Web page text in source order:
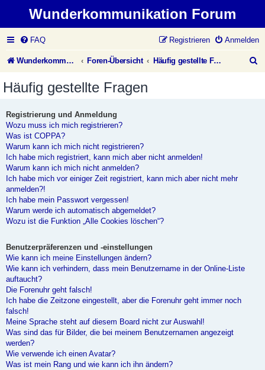
Wunderkommunikation Forum
FAQ Anmelden
Registrieren
Wunderkommunikation Website Foren-Übersicht Häufig gestellte Fragen
Häufig gestellte Fragen
Registrierung und Anmeldung
Wozu muss ich mich registrieren?
Was ist COPPA?
Warum kann ich mich nicht registrieren?
Ich habe mich registriert, kann mich aber nicht anmelden!
Warum kann ich mich nicht anmelden?
Ich habe mich vor einiger Zeit registriert, kann mich aber nicht mehr
anmelden?!
Ich habe mein Passwort vergessen!
Warum werde ich automatisch abgemeldet?
Wozu ist die Funktion „Alle Cookies löschen“?
Benutzerpräferenzen und -einstellungen
Wie kann ich meine Einstellungen ändern?
Wie kann ich verhindern, dass mein Benutzername in der Online-Liste
auftaucht?
Die Forenuhr geht falsch!
Ich habe die Zeitzone eingestellt, aber die Forenuhr geht immer noch
falsch!
Meine Sprache steht auf diesem Board nicht zur Auswahl!
Was sind das für Bilder, die bei meinem Benutzernamen angezeigt
werden?
Wie verwende ich einen Avatar?
Was ist mein Rang und wie kann ich ihn ändern?